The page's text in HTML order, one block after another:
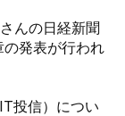
んの日経新聞
発表が行われ
投信）につい